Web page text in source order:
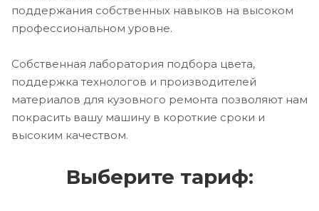
поддержания собственных навыков на высоком
профессиональном уровне.
Собственная лаборатория подбора цвета,
поддержка технологов и производителей
материалов для кузовного ремонта позволяют нам
покрасить вашу машину в короткие сроки и
высоким качеством.
Выберите тариф: